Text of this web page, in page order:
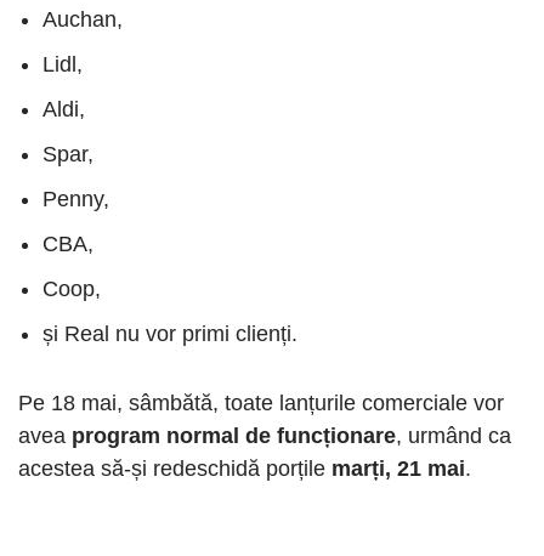
Auchan,
Lidl,
Aldi,
Spar,
Penny,
CBA,
Coop,
și Real nu vor primi clienți.
Pe 18 mai, sâmbătă, toate lanțurile comerciale vor
avea program normal de funcționare, urmând ca
acestea să-și redeschidă porțile marți, 21 mai.